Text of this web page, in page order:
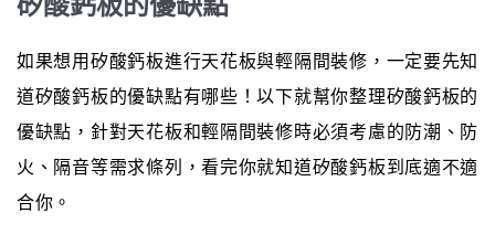
如果想用矽酸鈣板進行天花板與輕隔間裝修，一定要先知
道矽酸鈣板的優缺點有哪些！以下就幫你整理矽酸鈣板的
優缺點，針對天花板和輕隔間裝修時必須考慮的防潮、防
火、隔音等需求條列，看完你就知道矽酸鈣板到底適不適
合你。